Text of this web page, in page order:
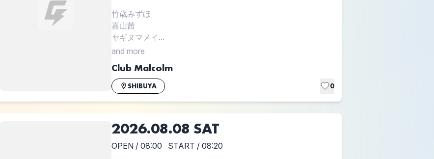
竹歳みずほ
嘉山茜
ヤギヌマメイ...
and more
Club Malcolm
SHIBUYA 0
2026.08.08 SAT
OPEN / 08:00 START / 08:20